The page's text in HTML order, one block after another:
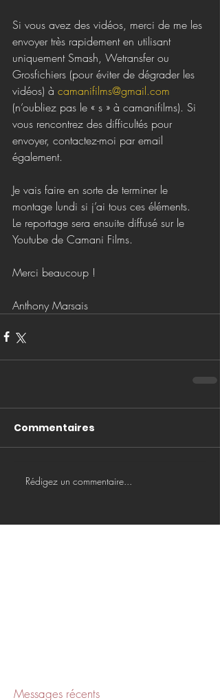
Si vous avez des vidéos, merci de me les
envoyer très rapidement en utilisant
uniquement Smash, Wetransfer ou
Grosfichiers (pour éviter de dégrader les
vidéos) à camanifilms@gmail.com
(n’oubliez pas le « s » à camanifilms). Si
vous rencontrez des difficultés pour
envoyer, contactez-moi par email
également.
Je vais faire en sorte de terminer le
montage lundi si j’ai tous ces éléments.
Le reportage sera ensuite diffusé sur le
Youtube de Camani Films.
Merci beaucoup !
Anthony Marsais
Commentaires
Rédigez un commentaire...
Messages récents